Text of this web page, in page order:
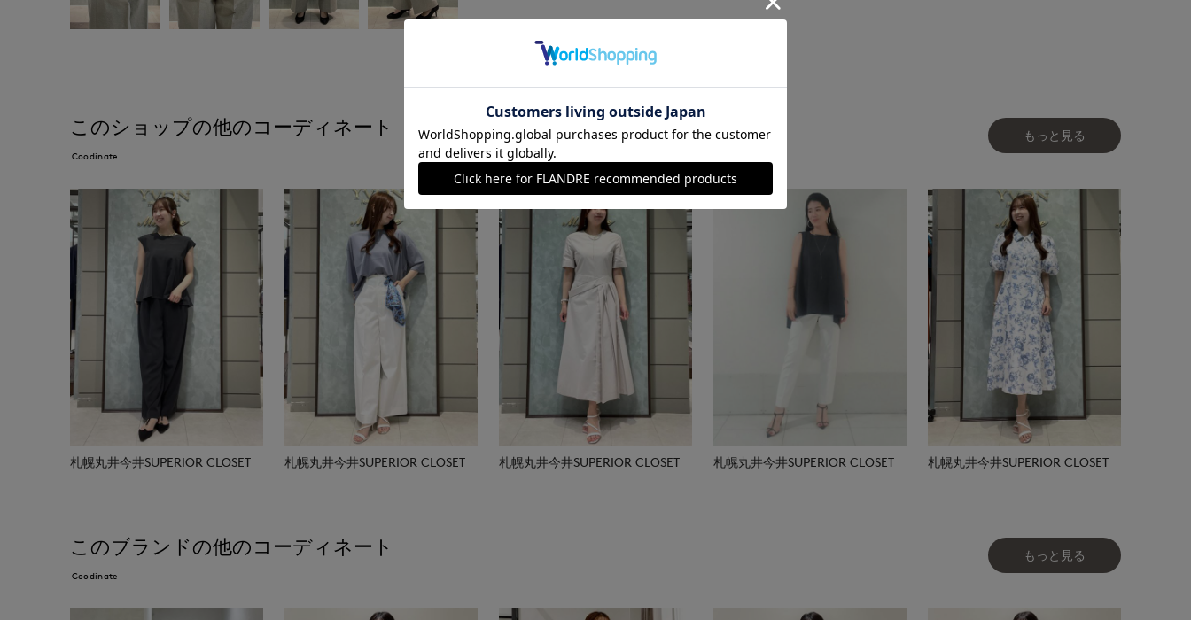
このショップの他のコーディネート
Coodinate
もっと見る
札幌丸井今井SUPERIOR CLOSET 札幌丸井今井SUPERIOR CLOSET 札幌丸井今井SUPERIOR CLOSET 札幌丸井今井SUPERIOR CLOSET 札幌丸井今井SUPERIOR CLOSET
このブランドの他のコーディネート
Coodinate
もっと見る